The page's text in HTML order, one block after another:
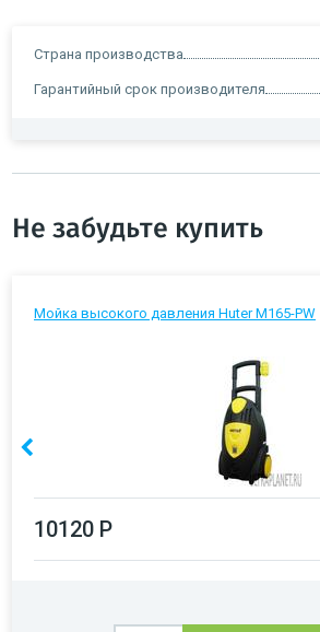
Страна производства
Гарантийный срок производителя
Не забудьте купить
Мойка высокого давления Huter M165-PW
10120 Р